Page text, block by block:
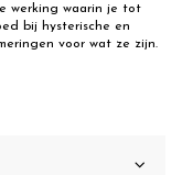
werking waarin je tot
bij hysterische en
voor wat ze zijn.